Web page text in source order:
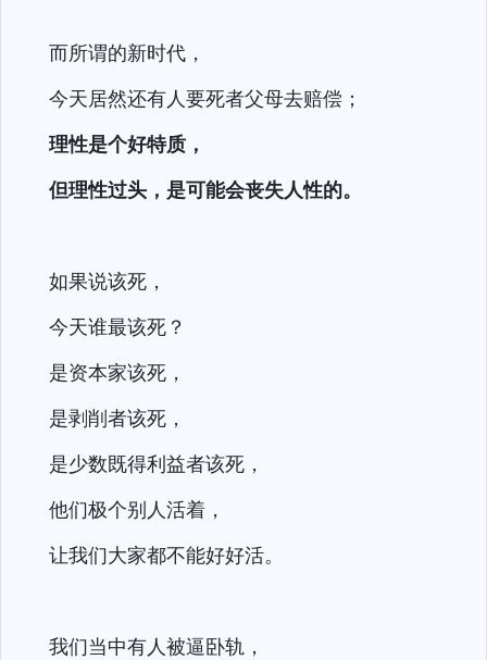
而所谓的新时代，
今天居然还有人要死者父母去赔偿；
理性是个好特质，
但理性过头，是可能会丧失人性的。
如果说该死，
今天谁最该死？
是资本家该死，
是剥削者该死，
是少数既得利益者该死，
他们极个别人活着，
让我们大家都不能好好活。
我们当中有人被逼卧轨，